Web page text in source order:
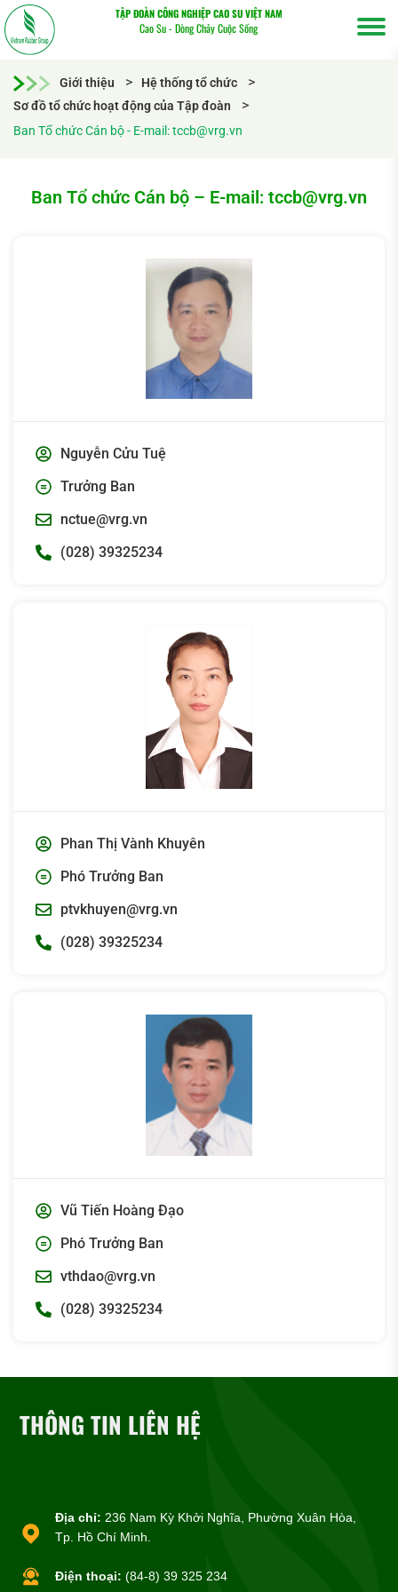
TẬP ĐOÀN CÔNG NGHIỆP CAO SU VIỆT NAM
Cao Su - Dòng Chảy Cuộc Sống
Giới thiệu
Hệ thống tổ chức
Sơ đồ tổ chức hoạt động của Tập đoàn
Ban Tổ chức Cán bộ - E-mail: tccb@vrg.vn
Ban Tổ chức Cán bộ – E-mail: tccb@vrg.vn
Nguyễn Cửu Tuệ
Trưởng Ban
nctue@vrg.vn
(028) 39325234
Phan Thị Vành Khuyên
Phó Trưởng Ban
ptvkhuyen@vrg.vn
(028) 39325234
Vũ Tiến Hoàng Đạo
Phó Trưởng Ban
vthdao@vrg.vn
(028) 39325234
THÔNG TIN LIÊN HỆ
Địa chỉ: 236 Nam Kỳ Khởi Nghĩa, Phường Xuân Hòa,
Tp. Hồ Chí Minh.
Điện thoại: (84-8) 39 325 234
Tìm